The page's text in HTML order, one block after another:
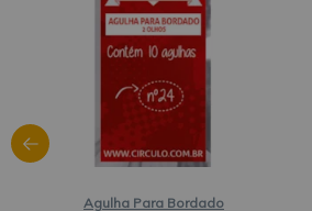
Agulha Para Bordado